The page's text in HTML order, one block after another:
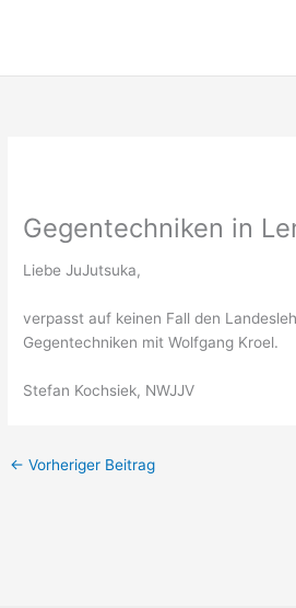
Gegentechniken in
Liebe JuJutsuka,
verpasst auf keinen Fall den
Gegentechniken mit Wolfgang Kroel.
Stefan Kochsiek, NWJJV
← Vorheriger Beitrag